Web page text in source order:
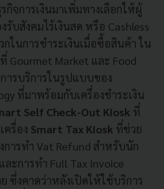
กิจการเงินมาเพิ่มทางเลือกให้ผู้
รับสังคมไร้เงินสด หรือ Cashless
ในการชำระเงินเมื่อซื้อสินค้า ใน
ที่ Gourmet Market และ Food
ารบริการในรูปแบบของ
ที่มาพร้อมกับเครื่องชำระเงิน
Self Check-Out Kiosk ที่
ครื่อง Smart Tax Kiosk ที่ช่วย
ารทำ Vat Refund สำหรับนัก
ะการทำ Full Tax Invoice
ซึ่งคาดว่าหลังเปิดให้ใช้บริการ